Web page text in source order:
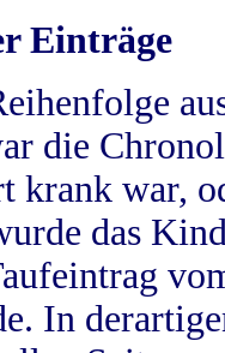
Einträge
die
krank war,
das
In